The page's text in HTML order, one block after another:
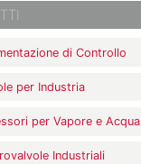
di Controllo
per Industria
per Vapore e Acqua
Industriali